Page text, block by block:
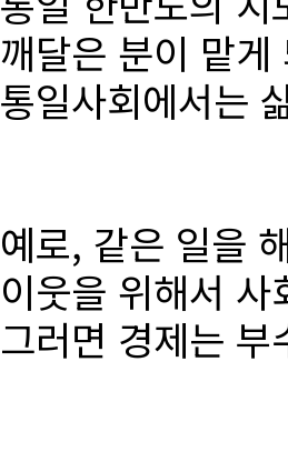
깨달은 분이 맡
통일사회에서는
예로, 같은 일을
이웃을 위해서
그러면 경제는